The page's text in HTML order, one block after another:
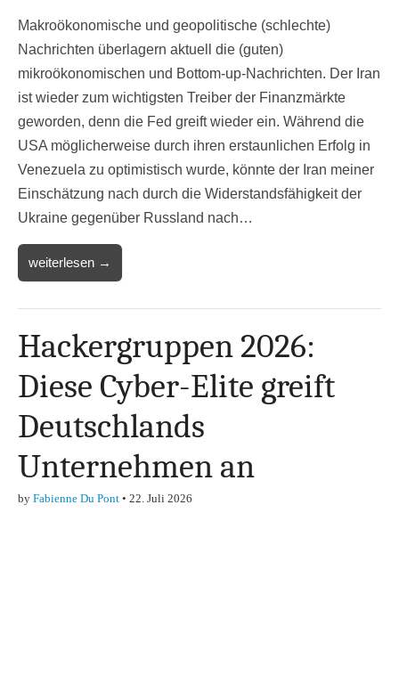
Makroökonomische und geopolitische (schlechte)
Nachrichten überlagern aktuell die (guten)
mikroökonomischen und Bottom-up-Nachrichten. Der Iran
ist wieder zum wichtigsten Treiber der Finanzmärkte
geworden, denn die Fed greift wieder ein. Während die
USA möglicherweise durch ihren erstaunlichen Erfolg in
Venezuela zu optimistisch wurde, könnte der Iran meiner
Einschätzung nach durch die Widerstandsfähigkeit der
Ukraine gegenüber Russland nach…
weiterlesen →
Hackergruppen 2026:
Diese Cyber-Elite greift
Deutschlands
Unternehmen an
by Fabienne Du Pont • 22. Juli 2026